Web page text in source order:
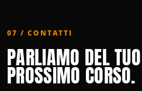
07 / CONTATTI
PARLIAMO DEL TUO
PROSSIMO CORSO.